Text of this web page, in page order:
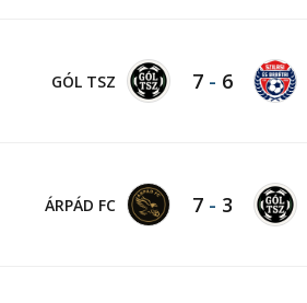
GÓL TSZ 7- 6
ÁRPÁD FC 7- 3